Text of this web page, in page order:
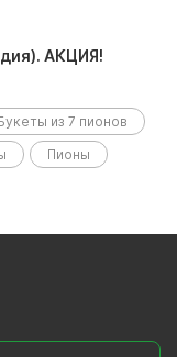
АКЦИЯ!
из 7 пионов
Пионы